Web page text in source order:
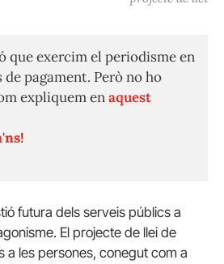
que exercim el periodisme en
pagament. Però no ho
expliquem enaquest
futura dels serveis públics a
El projecte de llei de
a les persones, conegut com a